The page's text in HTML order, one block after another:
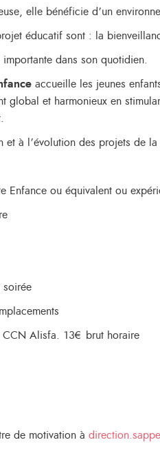
elle bénéficie d’un
éducatif sont : la
importante dans son quotidien.
accueille les jeunes
global et harmonieux en
et à l’évolution des projets de
Enfance ou équivalent ou
soirée
Alisfa. 13€ brut horaire
de motivation à